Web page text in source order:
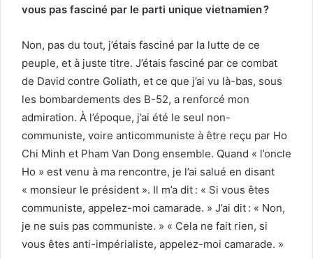
vous pas fasciné par le parti unique vietnamien ?
Non, pas du tout, j’étais fasciné par la lutte de ce
peuple, et à juste titre. J’étais fasciné par ce combat
de David contre Goliath, et ce que j’ai vu là-bas, sous
les bombardements des B-52, a renforcé mon
admiration. À l’époque, j’ai été le seul non-
communiste, voire anticommuniste à être reçu par Ho
Chi Minh et Pham Van Dong ensemble. Quand « l’oncle
Ho » est venu à ma rencontre, je l’ai salué en disant
« monsieur le président ». Il m’a dit : « Si vous êtes
communiste, appelez-moi camarade. » J’ai dit : « Non,
je ne suis pas communiste. » « Cela ne fait rien, si
vous êtes anti-impérialiste, appelez-moi camarade. »